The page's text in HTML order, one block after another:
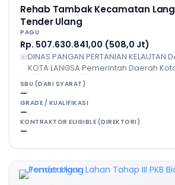
Rehab Tambak Kecamatan
Tender Ulang
PAGU
Rp. 507.630.841,00 (508,0 Jt)
DINAS PANGAN PERTANIAN KELAUTAN
KOTA LANGSA Pemerintah Daerah
SBU (DARI SYARAT)
—
GRADE / KUALIFIKASI
—
KONTRAKTOR ELIGIBLE (DIREKTORI)
—